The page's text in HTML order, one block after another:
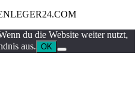
du die Website weiter nutzt,
aus. OK